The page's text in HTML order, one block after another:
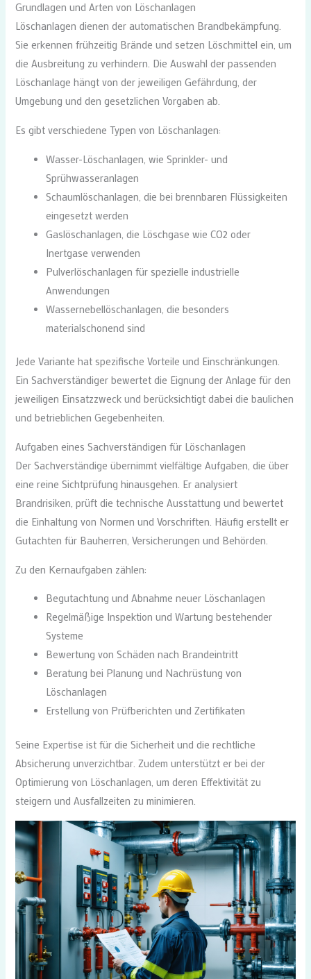
Grundlagen und Arten von Löschanlagen
Löschanlagen dienen der automatischen Brandbekämpfung.
Sie erkennen frühzeitig Brände und setzen Löschmittel ein, um
die Ausbreitung zu verhindern. Die Auswahl der passenden
Löschanlage hängt von der jeweiligen Gefährdung, der
Umgebung und den gesetzlichen Vorgaben ab.
Es gibt verschiedene Typen von Löschanlagen:
Wasser-Löschanlagen, wie Sprinkler- und
Sprühwasseranlagen
Schaumlöschanlagen, die bei brennbaren Flüssigkeiten
eingesetzt werden
Gaslöschanlagen, die Löschgase wie CO2 oder
Inertgase verwenden
Pulverlöschanlagen für spezielle industrielle
Anwendungen
Wassernebellöschanlagen, die besonders
materialschonend sind
Jede Variante hat spezifische Vorteile und Einschränkungen.
Ein Sachverständiger bewertet die Eignung der Anlage für den
jeweiligen Einsatzzweck und berücksichtigt dabei die baulichen
und betrieblichen Gegebenheiten.
Aufgaben eines Sachverständigen für Löschanlagen
Der Sachverständige übernimmt vielfältige Aufgaben, die über
eine reine Sichtprüfung hinausgehen. Er analysiert
Brandrisiken, prüft die technische Ausstattung und bewertet
die Einhaltung von Normen und Vorschriften. Häufig erstellt er
Gutachten für Bauherren, Versicherungen und Behörden.
Zu den Kernaufgaben zählen:
Begutachtung und Abnahme neuer Löschanlagen
Regelmäßige Inspektion und Wartung bestehender
Systeme
Bewertung von Schäden nach Brandeintritt
Beratung bei Planung und Nachrüstung von
Löschanlagen
Erstellung von Prüfberichten und Zertifikaten
Seine Expertise ist für die Sicherheit und die rechtliche
Absicherung unverzichtbar. Zudem unterstützt er bei der
Optimierung von Löschanlagen, um deren Effektivität zu
steigern und Ausfallzeiten zu minimieren.